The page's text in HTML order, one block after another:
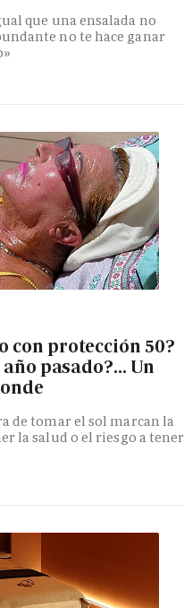
que una ensalada no
no te hace ganar
con protección 50?
pasado?... Un
de tomar el sol marcan la
la salud o el riesgo a tener